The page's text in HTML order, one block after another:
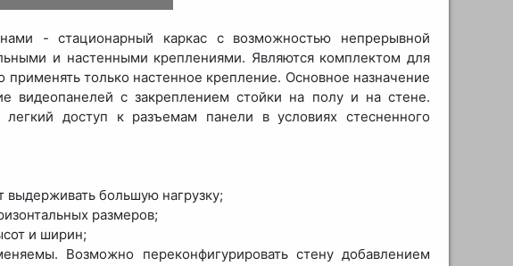
- стационарный каркас с возможностью непрерывной
и настенными креплениями. Являются комплектом для
применять только настенное крепление. Основное назначение
видеопанелей с закреплением стойки на полу и на стене.
легкий доступ к разъемам панели в условиях стесненного
выдерживать большую нагрузку;
размеров;
и ширин;
Возможно переконфигурировать стену добавлением